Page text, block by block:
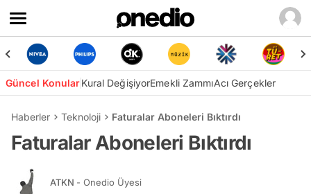
Güncel KonularKural DeğişiyorEmekli ZammıAcı Gerçekler
Haberler Teknoloji Faturalar Aboneleri Bıktırdı
Faturalar Aboneleri Bıktırdı
ATKN - Onedio Üyesi